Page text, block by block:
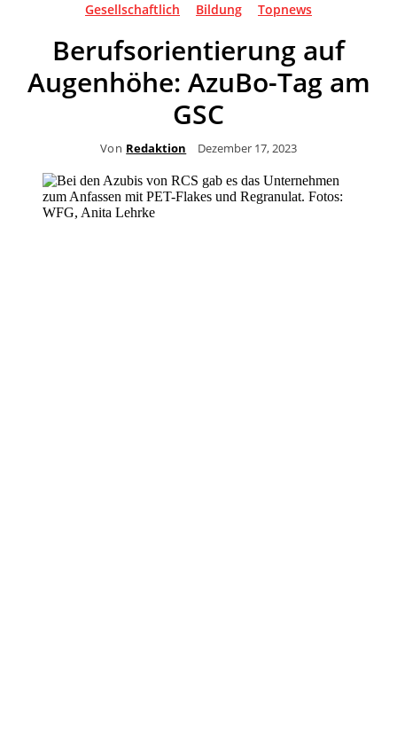
Gesellschaftlich Bildung Topnews
Berufsorientierung auf
Augenhöhe: AzuBo-Tag am
GSC
Von Redaktion Dezember 17, 2023